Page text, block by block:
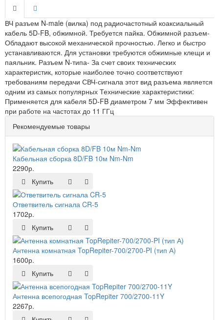
ВЧ разъем N-male (вилка) под радиочастотный коаксиальный
кабель 5D-FB, обжимной. Требуется пайка. Обжимной разъем-
Обладают высокой механической прочностью. Легко и быстро
устанавливаются. Для установки требуются обжимные клещи и
паяльник. Разъем N-типа- За счет своих технических
характеристик, которые наиболее точно соответствуют
требованиям передачи СВЧ-сигнала этот вид разъема является
одним из самых популярных Технические характеристики:
Применяется для кабеля 5D-FB диаметром 7 мм Эффективен
при работе на частотах до 11 ГГц
Рекомендуемые товары
Кабельная сборка 8D/FB 10м Nm-Nm
2290р.
Купить
Ответвитель сигнала CR-5
1702р.
Купить
Антенна комнатная TopRepiter-700/2700-PI (тип А)
1600р.
Купить
Антенна всепогодная TopRepiter 700/2700-11Y
2267р.